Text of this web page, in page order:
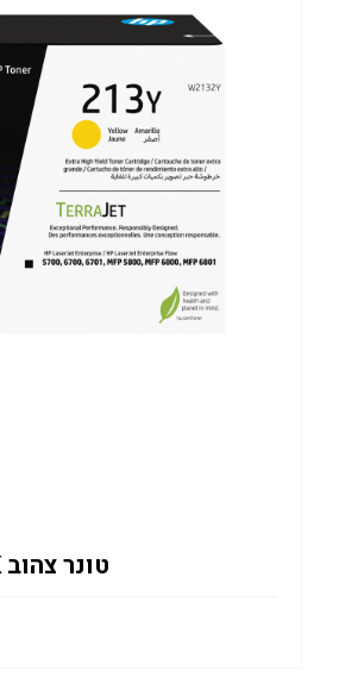
טונר צהוב HP 213Y W2132Y 12K